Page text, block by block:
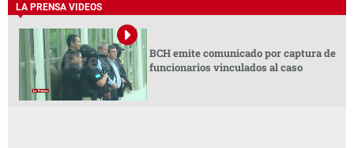
LA PRENSA VIDEOS
BCH emite comunicado por captura de
funcionarios vinculados al caso